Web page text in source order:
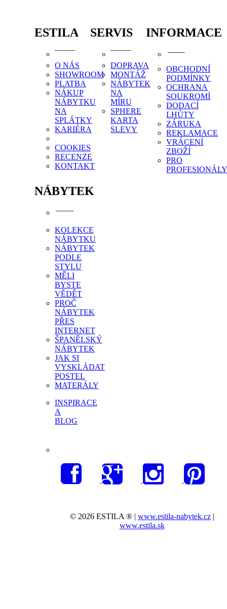
ESTILA
O NÁS
SHOWROOM
PLATBA
NÁKUP
NÁBYTKU
NA
SPLÁTKY
KARIÉRA
COOKIES
RECENZE
KONTAKT
SERVIS
DOPRAVA
MONTÁŽ
NÁBYTEK
NA
MÍRU
SPHERE
KARTA
SLEVY
INFORMACE
OBCHODNÍ
PODMÍNKY
OCHRANA
SOUKROMÍ
DODACÍ
LHŮTY
ZÁRUKA
REKLAMACE
VRÁCENÍ
ZBOŽÍ
PRO
NÁBYTEK
KOLEKCE
NÁBYTKU
NÁBYTEK
PODLE
STYLU
MĚLI
BYSTE
VĚDĚT
PROČ
NÁBYTEK
PŘES
INTERNET
ŠPANĚLSKÝ
NÁBYTEK
JAK SI
VYSKLÁDAT
POSTEL
MATERÁLY
INSPIRACE
A
BLOG
© 2026 ESTILA ® | www.estila-nabytek.cz|
www.estila.sk